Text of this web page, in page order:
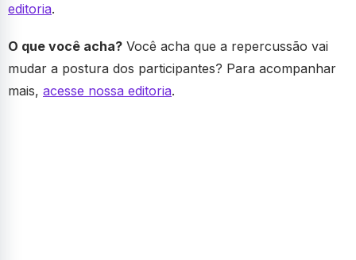
editoria.
O que você acha? Você acha que a repercussão vai
mudar a postura dos participantes? Para acompanhar
mais, acesse nossa editoria.